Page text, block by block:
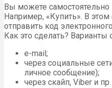
Вы можете
Например, «Купить». В
отправить код
Как это сделать? Варианты
e-mail;
через социальные
личное сообщение);
через скайп, Viber и пр.